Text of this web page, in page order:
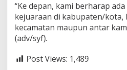
“Ke depan, kami berharap
kejuaraan di kabupaten/kota,
kecamatan maupun antar
(adv/syf).
Post Views: 1,489